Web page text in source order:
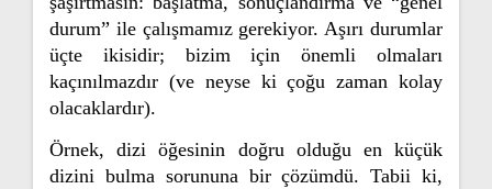
durum” ile çalışmamız gerekiyor. Aşırı durumlar
üçte ikisidir; bizim için önemli olmaları
kaçınılmazdır (ve neyse ki çoğu zaman kolay
olacaklardır).
Örnek, dizi öğesinin doğru olduğu en küçük
dizini bulma sorununa bir çözümdü. Tabii ki,